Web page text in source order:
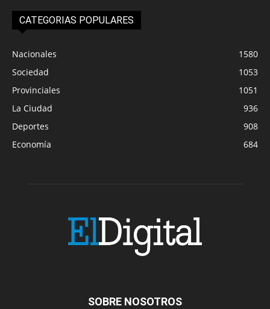
CATEGORIAS POPULARES
Nacionales
1580
Sociedad
1053
Provinciales
1051
La Ciudad
936
Deportes
908
Economía
684
SOBRE NOSOTROS